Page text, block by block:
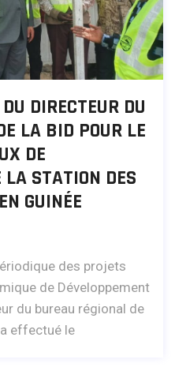
DIRECTEUR DU
LA BID POUR LE
DE
STATION DES
GUINÉE
des projets
de Développement
du bureau régional de
a effectué le